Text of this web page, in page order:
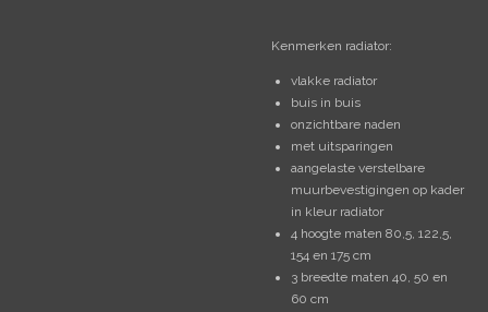
Kenmerken radiator:
vlakke radiator
buis in buis
onzichtbare naden
met uitsparingen
aangelaste verstelbare
muurbevestigingen op kader
in kleur radiator
4 hoogte maten 80,5, 122,5,
154 en 175 cm
3 breedte maten 40, 50 en
60 cm